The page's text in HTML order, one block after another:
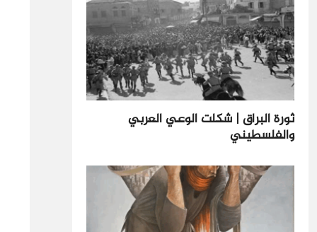
ثورة البراق | شكلت الوعي العربي
والفلسطيني